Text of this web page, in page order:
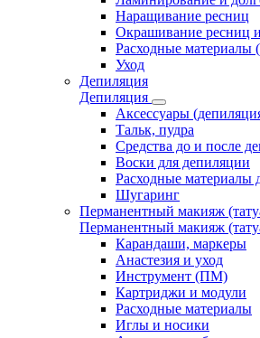
Наращивание ресниц
Окрашивание ресниц
Расходные материалы
Уход
Депиляция
Депиляция
Аксессуары
Тальк, пудра
Средства до и после
Воски для депиляции
Расходные материалы
Шугаринг
Перманентный макияж
Перманентный макияж
Карандаши, маркеры
Анастезия и уход
Инструмент (ПМ)
Картриджи и модули
Расходные материалы
Иглы и носики